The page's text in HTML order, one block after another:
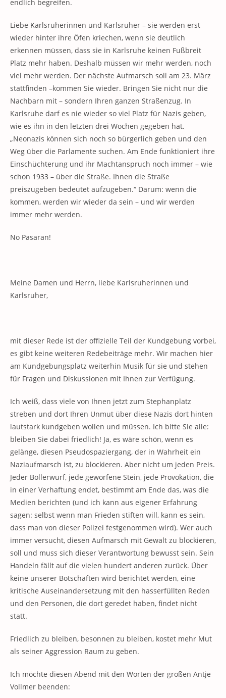
endlich begreifen.
Liebe Karlsruherinnen und Karlsruher – sie werden erst
wieder hinter ihre Öfen kriechen, wenn sie deutlich
erkennen müssen, dass sie in Karlsruhe keinen Fußbreit
Platz mehr haben. Deshalb müssen wir mehr werden, noch
viel mehr werden. Der nächste Aufmarsch soll am 23. März
stattfinden –kommen Sie wieder. Bringen Sie nicht nur die
Nachbarn mit – sondern Ihren ganzen Straßenzug. In
Karlsruhe darf es nie wieder so viel Platz für Nazis geben,
wie es ihn in den letzten drei Wochen gegeben hat.
„Neonazis können sich noch so bürgerlich geben und den
Weg über die Parlamente suchen. Am Ende funktioniert ihre
Einschüchterung und ihr Machtanspruch noch immer – wie
schon 1933 – über die Straße. Ihnen die Straße
preiszugeben bedeutet aufzugeben.“ Darum: wenn die
kommen, werden wir wieder da sein – und wir werden
immer mehr werden.
No Pasaran!
Meine Damen und Herrn, liebe Karlsruherinnen und
Karlsruher,
mit dieser Rede ist der offizielle Teil der Kundgebung vorbei,
es gibt keine weiteren Redebeiträge mehr. Wir machen hier
am Kundgebungsplatz weiterhin Musik für sie und stehen
für Fragen und Diskussionen mit Ihnen zur Verfügung.
Ich weiß, dass viele von Ihnen jetzt zum Stephanplatz
streben und dort Ihren Unmut über diese Nazis dort hinten
lautstark kundgeben wollen und müssen. Ich bitte Sie alle:
bleiben Sie dabei friedlich! Ja, es wäre schön, wenn es
gelänge, diesen Pseudospaziergang, der in Wahrheit ein
Naziaufmarsch ist, zu blockieren. Aber nicht um jeden Preis.
Jeder Böllerwurf, jede geworfene Stein, jede Provokation, die
in einer Verhaftung endet, bestimmt am Ende das, was die
Medien berichten (und ich kann aus eigener Erfahrung
sagen: selbst wenn man Frieden stiften will, kann es sein,
dass man von dieser Polizei festgenommen wird). Wer auch
immer versucht, diesen Aufmarsch mit Gewalt zu blockieren,
soll und muss sich dieser Verantwortung bewusst sein. Sein
Handeln fällt auf die vielen hundert anderen zurück. Über
keine unserer Botschaften wird berichtet werden, eine
kritische Auseinandersetzung mit den hasserfüllten Reden
und den Personen, die dort geredet haben, findet nicht
statt.
Friedlich zu bleiben, besonnen zu bleiben, kostet mehr Mut
als seiner Aggression Raum zu geben.
Ich möchte diesen Abend mit den Worten der großen Antje
Vollmer beenden: